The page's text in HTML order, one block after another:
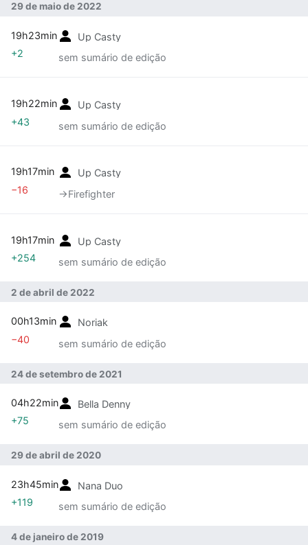
29 de maio de 2022
Up Casty
sem sumário de edição
19h23min
+2
Up Casty
sem sumário de edição
19h22min
+43
Up Casty
→‎Firefighter
19h17min
−16
Up Casty
sem sumário de edição
19h17min
+254
2 de abril de 2022
Noriak
sem sumário de edição
00h13min
−40
24 de setembro de 2021
Bella Denny
sem sumário de edição
04h22min
+75
29 de abril de 2020
Nana Duo
sem sumário de edição
23h45min
+119
4 de janeiro de 2019